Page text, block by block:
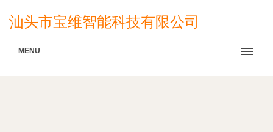
汕头市宝维智能科技有限公司
MENU